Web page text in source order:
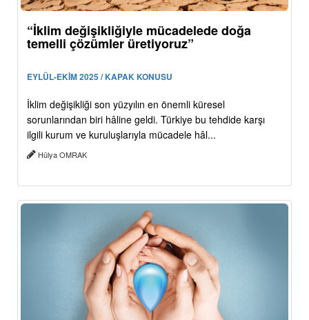
“İklim değişikliğiyle mücadelede doğa
temelli çözümler üretiyoruz”
EYLÜL-EKİM 2025 / KAPAK KONUSU
İklim değişikliği son yüzyılın en önemli küresel
sorunlarından biri hâline geldi. Türkiye bu tehdide karşı
ilgili kurum ve kuruluşlarıyla mücadele hâl...
Hülya OMRAK